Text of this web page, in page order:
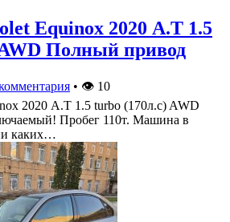
Equinox 2020 А.Т 1.5
Полный привод
• 👁 10
2020 А.Т 1.5 turbo (170л.с) AWD
Пробег 110т. Машина в
каких…